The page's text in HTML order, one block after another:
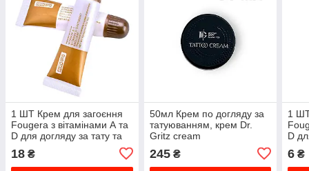
1 ШТ Крем для загоєння
Fougera з вітамінами А та
D для догляду за тату та
18 ₴
50мл Крем по догляду за
татуюванням, крем Dr.
Gritz cream
245₴
1
D
6 ₴